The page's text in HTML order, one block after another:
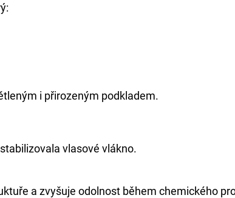
i přirozeným podkladem.
vlasové vlákno.
a zvyšuje odolnost během chemického